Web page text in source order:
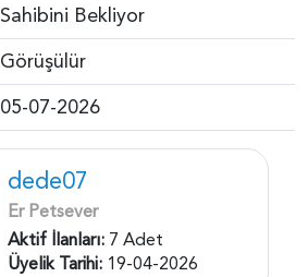
Sahibini Bekliyor
Görüşülür
05-07-2026
dede07
Er Petsever
Aktif İlanları: 7 Adet
Üyelik Tarihi: 19-04-2026